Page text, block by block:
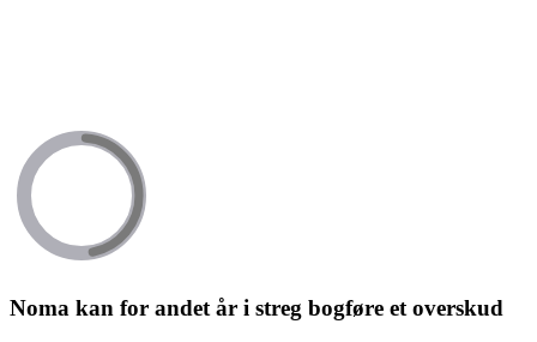
Noma kan for andet år i streg bogføre et overskud